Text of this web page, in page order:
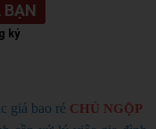
ký
giá bao rẻ CHỦ NGỘP